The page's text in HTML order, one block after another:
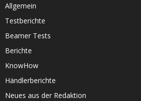
Allgemein
Testberichte
Beamer Tests
Berichte
KnowHow
Händlerberichte
Neues aus der Redaktion